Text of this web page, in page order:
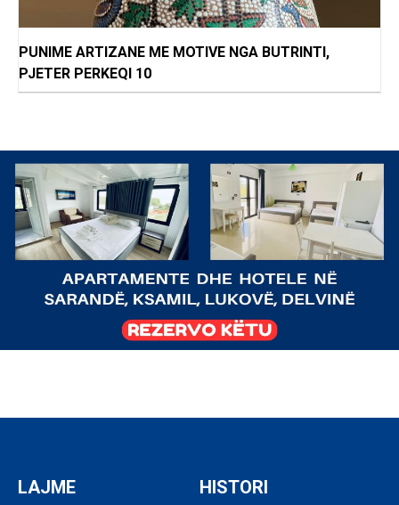
PUNIME ARTIZANE ME MOTIVE NGA BUTRINTI,
PJETER PERKEQI 10
LAJME HISTORI